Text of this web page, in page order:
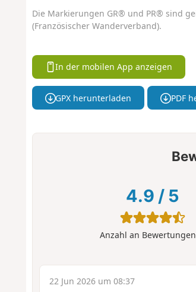
Die Markierungen GR® und PR® sind
(Französischer Wanderverband).
In der mobilen App anzeigen
GPX herunterladen PDF
4.9 / 5
Anzahl an
22 Jun 2026 um 08:37